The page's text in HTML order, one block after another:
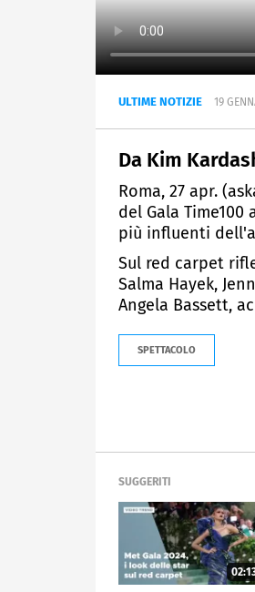
ULTIME NOTIZIE 19
Da Kim
Roma, 27 apr.
del Gala
più influenti
Sul red carpet
Salma Hayek,
Angela Bassett,
SPETTACOLO
SUGGERITI